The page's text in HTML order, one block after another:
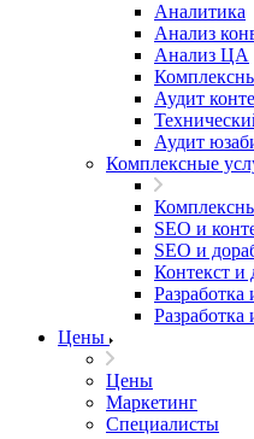
Аналитика
Анализ
Анализ ЦА
Аудит
Аудит
Комплексные
SEO и
SEO и
Контекст и
Разработка
Цены
Цены
Маркетинг
Специалисты